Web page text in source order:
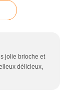
jolie brioche et
délicieux,